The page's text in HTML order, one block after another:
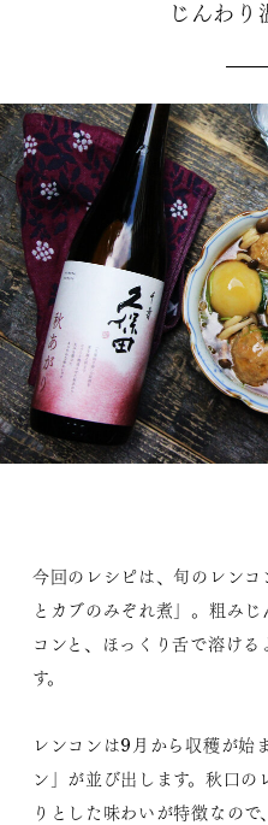
じんわり
今回のレシピは、旬のレン
とカブのみぞれ煮」。粗み
コンと、ほっくり舌で溶け
す。
レンコンは9月から収穫が始
ン」が並び出します。秋口
りとした味わいが特徴なの